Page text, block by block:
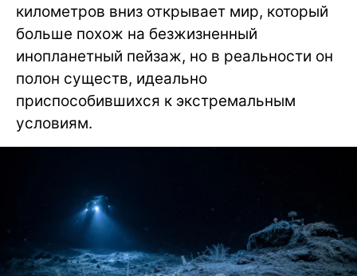
километров вниз открывает мир, который
больше похож на безжизненный
инопланетный пейзаж, но в реальности он
полон существ, идеально
приспособившихся к экстремальным
условиям.